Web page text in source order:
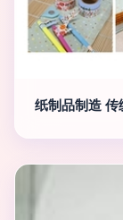
纸制品制造